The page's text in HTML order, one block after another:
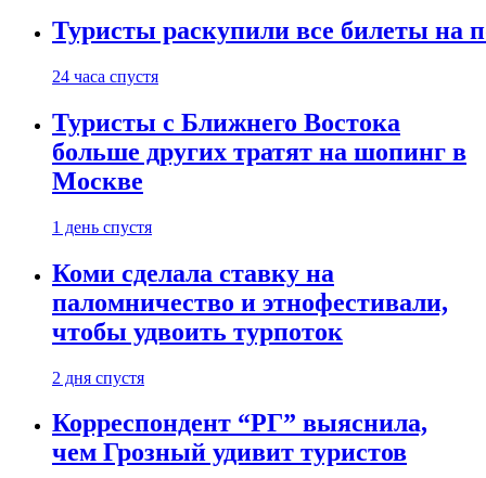
Туристы раскупили все билеты на
24 часа спустя
Туристы с Ближнего Востока
больше других тратят на шопинг в
Москве
1 день спустя
Коми сделала ставку на
паломничество и этнофестивали,
чтобы удвоить турпоток
2 дня спустя
Корреспондент “РГ” выяснила,
чем Грозный удивит туристов